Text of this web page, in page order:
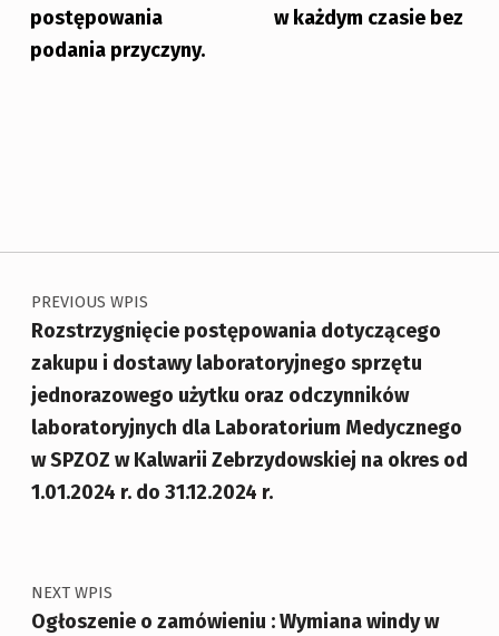
postępowania w każdym czasie bez
podania przyczyny.
Nawigacja wpisu
PREVIOUS WPIS
Rozstrzygnięcie postępowania dotyczącego
zakupu i dostawy laboratoryjnego sprzętu
jednorazowego użytku oraz odczynników
laboratoryjnych dla Laboratorium Medycznego
w SPZOZ w Kalwarii Zebrzydowskiej na okres od
1.01.2024 r. do 31.12.2024 r.
NEXT WPIS
Ogłoszenie o zamówieniu : Wymiana windy w